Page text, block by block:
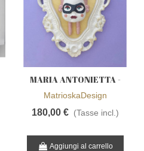
MARIA ANTONIETTA -
Golden Boy
MatrioskaDesign
180,00 € (Tasse incl.)
Aggiungi al carrello